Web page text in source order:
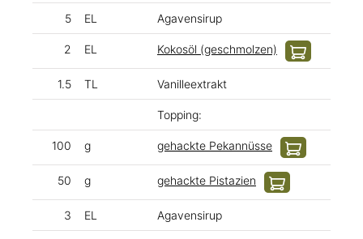
5 EL Agavensirup
2 EL Kokosöl (geschmolzen)
1.5 TL Vanilleextrakt
Topping:
100 g gehackte Pekannüsse
50 g gehackte Pistazien
3 EL Agavensirup